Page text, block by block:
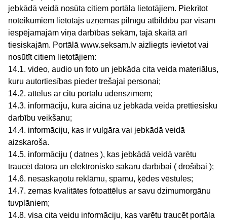
jebkādā veidā nosūta citiem portāla lietotājiem. Piekrītot
noteikumiem lietotājs uzņemas pilnīgu atbildību par visām
iespējamajām viņa darbības sekām, tajā skaitā arī
tiesiskajām. Portālā www.seksam.lv aizliegts ievietot vai
nosūtīt citiem lietotājiem:
14.1. video, audio un foto un jebkāda cita veida materiālus,
kuru autortiesības pieder trešajai personai;
14.2. attēlus ar citu portālu ūdenszīmēm;
14.3. informāciju, kura aicina uz jebkāda veida prettiesisku
darbību veikšanu;
14.4. informāciju, kas ir vulgāra vai jebkādā veidā
aizskaroša.
14.5. informāciju ( datnes ), kas jebkādā veidā varētu
traucēt datora un elektronisko sakaru darbībai ( drošībai );
14.6. nesaskaņotu reklāmu, spamu, ķēdes vēstules;
14.7. zemas kvalitātes fotoattēlus ar savu dzimumorgānu
tuvplāniem;
14.8. visa cita veidu informāciju, kas varētu traucēt portāla